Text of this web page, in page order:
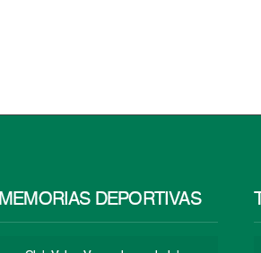
MEMORIAS DEPORTIVAS